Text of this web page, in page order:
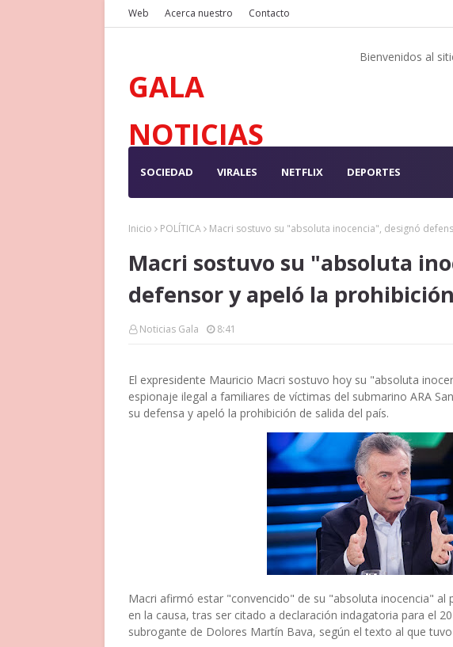
Web Acerca nuestro Contacto
GALA
NOTICIAS
Bienvenidos al
SOCIEDAD VIRALES NETFLIX DEPORTES
Inicio POLÍTICA Macri sostuvo su "absoluta inocencia", designó
Macri sostuvo su "absoluta
defensor y apeló la
Noticias Gala 8:41
El expresidente Mauricio Macri sostuvo hoy su "absoluta
espionaje ilegal a familiares de víctimas del submarino ARA
su defensa y apeló la prohibición de salida del país.
Macri afirmó estar "convencido" de su "absoluta inocencia" al
en la causa, tras ser citado a declaración indagatoria para el
subrogante de Dolores Martín Bava, según el texto al que